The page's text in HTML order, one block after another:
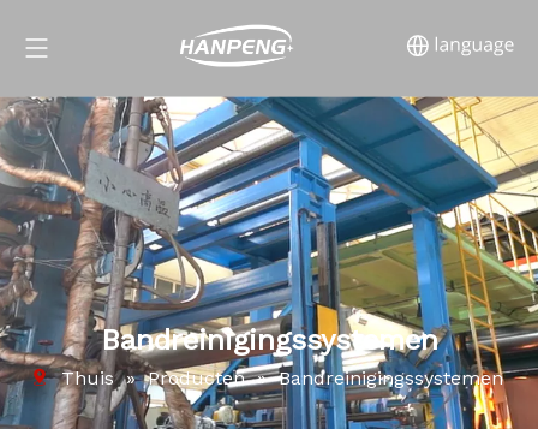
Bandreinigingssystemen
Thuis » Producten » Bandreinigingssystemen